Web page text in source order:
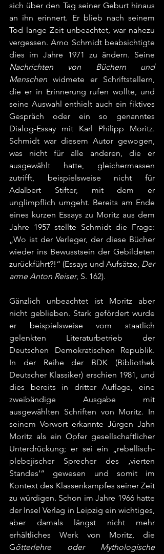
sich über den Tag seiner Geburt hinaus
an ihn erinnert. Er blieb nach seinem
Tod lange Zeit unbeachtet, war nahezu
vergessen. Arno Schmidt beabsichtigte
Nachrichten von Büchern und
Menschen widmete er Schriftstellern,
die er in Erinnerung rufen wollte, und
seine Auswahl enthielt auch ein fiktives
Gespräch oder ein so genanntes
Dialog-Essay mit Karl Philipp Moritz.
Schmidt war diesem Autor gewogen,
was nicht für alle anderen, die er
ausgewählt hatte, gleichermassen
zutrifft, beispielsweise nicht für
Adalbert Stifter, mit dem er
unglimpflich umgeht. Bereits am Ende
eines kurzen Essays zu Moritz aus dem
Jahre 1957 stellte Schmidt die Frage:
„Wo ist der Verleger, der diese Bücher
wieder ins Bewusstsein der Gebildeten
zurückführt?!“ (Essays und Aufsätze, Der
arme Anton Reiser, S. 162).
Gänzlich unbeachtet ist Moritz aber
nicht geblieben. Stark gefördert wurde
er beispielsweise vom staatlich
gelenkten Literaturbetrieb der
Deutschen Demokratischen Republik.
In der Reihe der BDK (Bibliothek
Deutscher Klassiker) erschien 1981, und
dies bereits in dritter Auflage, eine
zweibändige Ausgabe mit
ausgewählten Schriften von Moritz. In
seinem Vorwort erkannte Jürgen Jahn
Moritz als ein Opfer gesellschaftlicher
Unterdrückung; er sei ein „rebellisch-
plebejischer Sprecher des ‚vierten
Standes‘“ gewesen und somit im
Kontext des Klassenkampfes seiner Zeit
zu würdigen. Schon im Jahre 1966 hatte
der Insel Verlag in Leipzig ein wichtiges,
aber damals längst nicht mehr
erhältliches Werk von Moritz, die
Götterlehre oder Mythologische